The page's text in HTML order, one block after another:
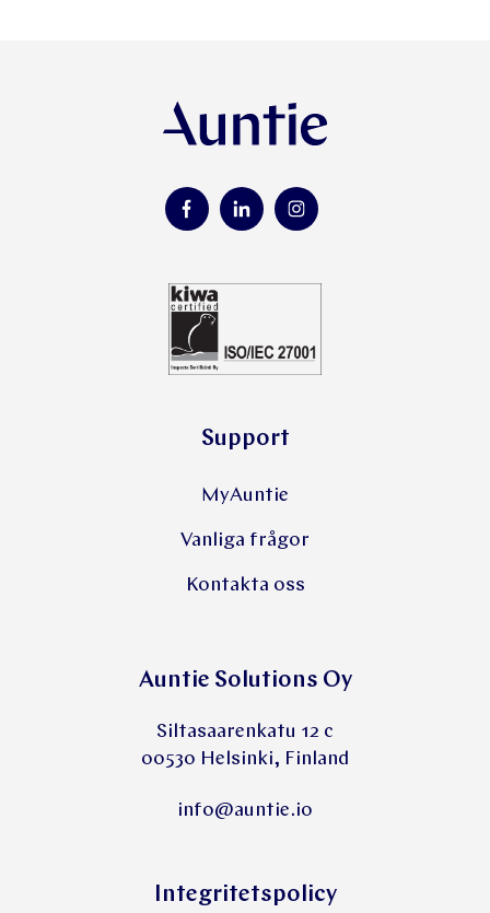
Support
MyAuntie
Vanliga frågor
Kontakta oss
Auntie Solutions Oy
Siltasaarenkatu 12 c
00530 Helsinki, Finland
info@auntie.io
Integritetspolicy